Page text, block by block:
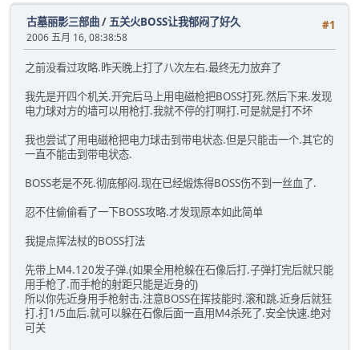
#1
古墓丽影三部曲/五关火BOSS让我郁闷了好久
2006 五月 16, 08:38:58
之前没看过攻略.昨天晚上打了八次左右.最终无力放弃了
我先是开四个机关.开完后马上用电磁枪把BOSS打死.然后下来.发现
电力球对方的墙可以用枪打.我就不停的打啊打.可是就是打不坏
我也尝试了用电磁枪把电力球击到带电状态.但是只能击一个.其它的
一直不能击到带电状态.
BOSS老是不死.彻底郁闷.现在已经煅炼得BOSS伤不到一丝血了.
忍不住偷偷看了一下BOSS攻略.才发现原本如此简单
我提点挥法杖的BOSS打法
先带上M4.120发子弹.(如果全用枪躲在石像后打.子弹打完后就只能
用手枪了.而手枪的射距只能是近身的)
所以你先近身用手枪射击.注意BOSS在挥技能时.滚和跳.近身后就狂
打.打1/5血后.就可以躲在石像后面一直用M4杀死了.安全快速.绝对
可关